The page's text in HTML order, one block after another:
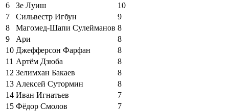
6
Зе Луиш
10
7
Сильвестр Игбун
9
8
Магомед-Шапи Сулейманов 8
9
Ари
8
10 Джефферсон Фарфан
8
11 Артём Дзюба
8
12 Зелимхан Бакаев
8
13 Алексей Сутормин
8
14 Иван Игнатьев
7
15 Фёдор Смолов 7